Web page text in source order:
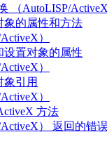
置绘图环境
关于设置绘图区
关于自定义启动
关于设置可固定
选项板和工具栏
关于使用基于任
作空间
关于将程序设置
配置
（AutoLISP/ActiveX
象的属性和方法
）
设置对象的属性
）
象引用
）
方法
ActiveX） 返回的错